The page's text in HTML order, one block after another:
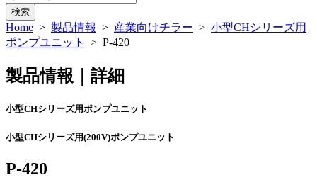
検索
Home > 製品情報 > 産業向けチラー > 小型CHシリーズ用
ポンプユニット
> P-420
製品情報｜詳細
小型CHシリーズ用ポンプユニット
小型CHシリーズ用(200V)ポンプユニット
P-420